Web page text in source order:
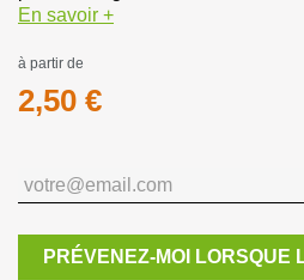
En savoir +
à partir de
2,50 €
PRÉVENEZ-MOI LORSQUE